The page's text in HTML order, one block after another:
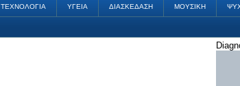
ΤΕΧΝΟΛΟΓΙΑ ΥΓΕΙΑ ΔΙΑΣΚΕΔΑΣΗ ΜΟΥΣΙΚΗ